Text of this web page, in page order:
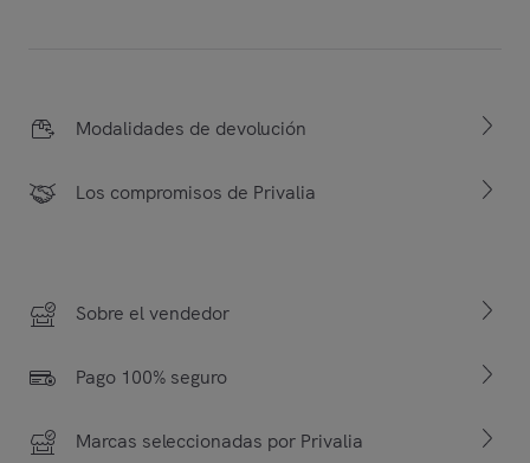
Modalidades de devolución
Los compromisos de Privalia
Sobre el vendedor
Pago 100% seguro
Marcas seleccionadas por Privalia